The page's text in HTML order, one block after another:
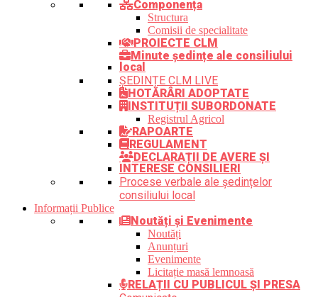
Componența
Structura
Comisii de specialitate
PROIECTE CLM
Minute ședințe ale consiliului
local
ȘEDINȚE CLM LIVE
HOTĂRÂRI ADOPTATE
INSTITUȚII SUBORDONATE
Registrul Agricol
RAPOARTE
REGULAMENT
DECLARAȚII DE AVERE ȘI
INTERESE CONSILIERI
Procese verbale ale ședințelor
consiliului local
Informații Publice
Noutăți și Evenimente
Noutăți
Anunțuri
Evenimente
Licitație masă lemnoasă
RELAȚII CU PUBLICUL ȘI PRESA